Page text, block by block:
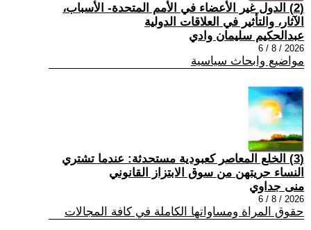
(2) الدول غير الأعضاء في الأمم المتحدة- الأسباب،
الآثار، والتأثير في العلاقات الدولية
عبدالحكيم سليمان وادي
2026 / 8 / 6
مواضيع وابحاث سياسية
(3) الخلع المعاصر كعبودية مستحدثة: عندما تشتري
النساء حريتهن من سوق الابتزاز القانوني
منى جداوي
2026 / 8 / 6
حقوق المراة ومساواتها الكاملة في كافة المجالات